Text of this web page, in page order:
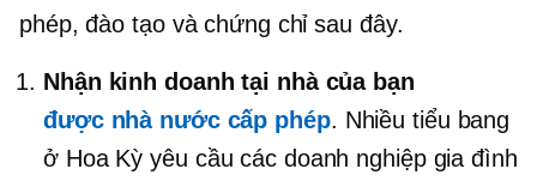
phép, đào tạo và chứng chỉ sau đây.
Nhận kinh doanh tại nhà của bạn
được nhà nước cấp phép. Nhiều tiểu bang
ở Hoa Kỳ yêu cầu các doanh nghiệp gia đình